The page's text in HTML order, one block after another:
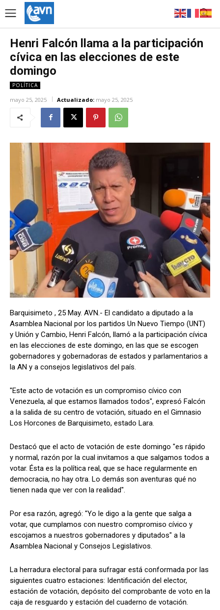
Henri Falcón llama a la participación
cívica en las elecciones de este
domingo
POLÍTICA
mayo 25, 2025 Actualizado: mayo 25, 2025
Barquisimeto , 25 May. AVN.- El candidato a diputado a la
Asamblea Nacional por los partidos Un Nuevo Tiempo (UNT)
y Unión y Cambio, Henri Falcón, llamó a la participación cívica
en las elecciones de este domingo, en las que se escogen
gobernadores y gobernadoras de estados y parlamentarios a
la AN y a consejos legislativos del país.
"Este acto de votación es un compromiso cívico con
Venezuela, al que estamos llamados todos", expresó Falcón
a la salida de su centro de votación, situado en el Gimnasio
Los Horcones de Barquisimeto, estado Lara.
Destacó que el acto de votación de este domingo "es rápido
y normal, razón por la cual invitamos a que salgamos todos a
votar. Ésta es la política real, que se hace regularmente en
democracia, no hay otra. Lo demás son aventuras qué no
tienen nada que ver con la realidad".
Por esa razón, agregó: "Yo le digo a la gente que salga a
votar, que cumplamos con nuestro compromiso cívico y
escojamos a nuestros gobernadores y diputados" a la
Asamblea Nacional y Consejos Legislativos.
La herradura electoral para sufragar está conformada por las
siguientes cuatro estaciones: Identificación del elector,
estación de votación, depósito del comprobante de voto en la
caja de resguardo y estación del cuaderno de votación.